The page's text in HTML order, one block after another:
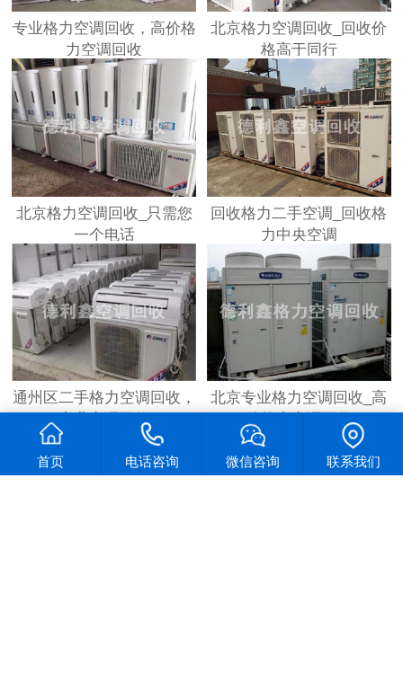
专业格力空调回收，高价格
力空调回收
北京格力空调回收_回收价
格高于同行
北京格力空调回收_只需您
一个电话
回收格力二手空调_回收格
力中央空调
通州区二手格力空调回收，
专业空调回收
北京专业格力空调回收_高
价格力空调回收
首页 电话咨询 微信咨询 联系我们